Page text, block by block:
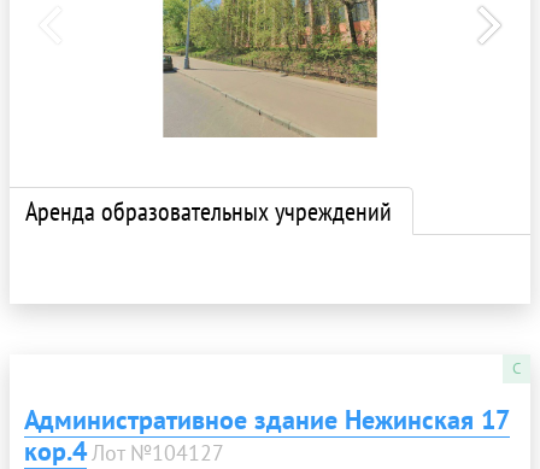
Аренда образовательных учреждений
C
Административное здание Нежинская 17
кор.4Лот №104127